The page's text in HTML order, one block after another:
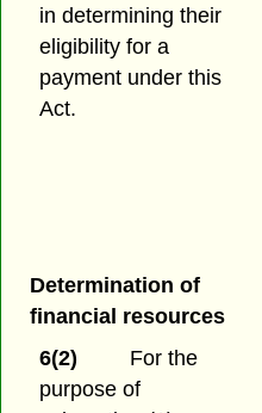
in determining their
eligibility for a
payment under this
Act.
Determination of
financial resources
6(2)
For the
purpose of